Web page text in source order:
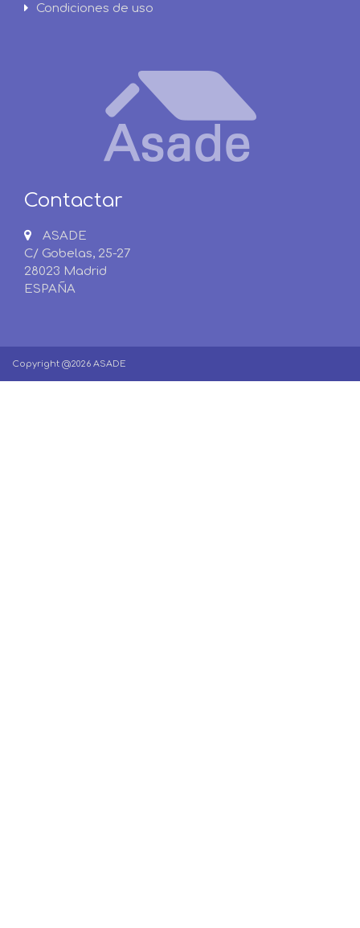
Condiciones de uso
Contactar
ASADE
C/ Gobelas, 25-27
28023 Madrid
ESPAÑA
Copyright @2026 ASADE